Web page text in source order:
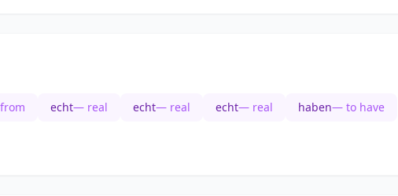
echt— real echt— real echt— real haben— to have